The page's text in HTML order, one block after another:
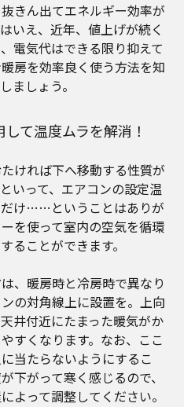
きん出てエネルギー効率が
いえ、近年、値上げが続く
電気代はできる限り抑えて
房を効率良く使う方法を知
ましょう。
て温度ムラを解消！
ければ下へ移動する性質が
いって、エアコンの設定温
け……ということはありが
を使って室内の空気を循環
ることができます。
、暖房時と冷房時で異なり
の対角線上に設置を。上向
井付近にたまった暖気がか
すくなります。なお、ここ
当たらないようにするこ
下がって寒く感じるので、
よって調整してください。